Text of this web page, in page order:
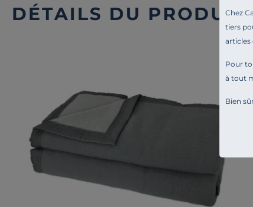
Chez
tiers
articles
Pour
à tout
Bien
DÉTAILS DU PRODUIT